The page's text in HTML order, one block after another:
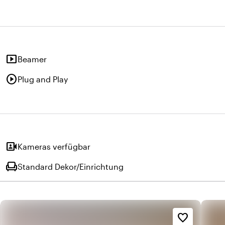
smart_displayBeamer
play_circlePlug and Play
video_camera_frontKameras verfügbar
chairStandard Dekor/Einrichtung
favorite_border